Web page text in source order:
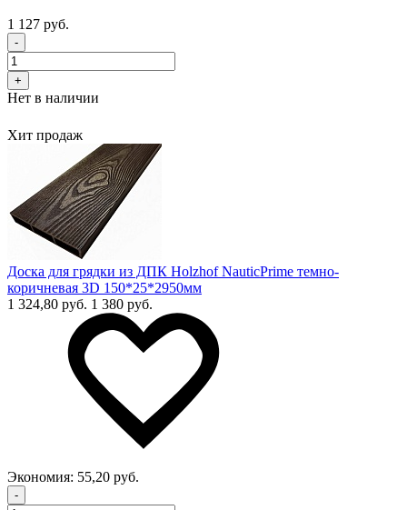
1 127 руб.
-
+
Нет в наличии
Хит продаж
Доска для грядки из ДПК Holzhof NauticPrime темно-
коричневая 3D 150*25*2950мм
1 324,80 руб. 1 380 руб.
Экономия: 55,20 руб.
-